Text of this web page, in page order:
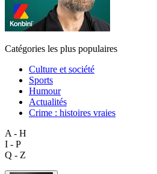
Catégories les plus populaires
Culture et société
Sports
Humour
Actualités
Crime : histoires vraies
A - H
I - P
Q - Z